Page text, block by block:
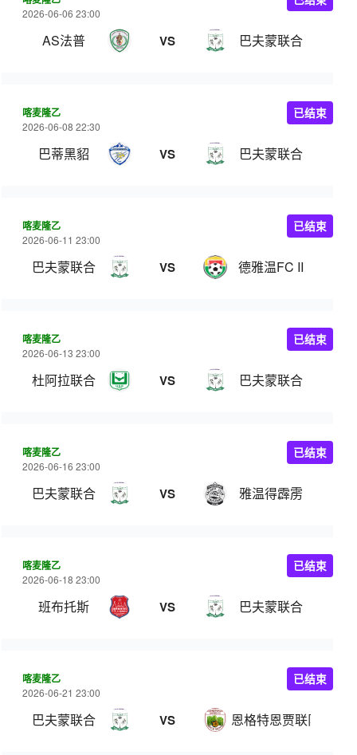
2026-06-06 23:00
AS法普 VS 巴夫蒙联合
喀麦隆乙
2026-06-08 22:30
巴蒂黑貂 VS 巴夫蒙联合
已结束
喀麦隆乙
2026-06-11 23:00
巴夫蒙联合 VS 德雅温FC II
已结束
喀麦隆乙
2026-06-13 23:00
杜阿拉联合 VS 巴夫蒙联合
已结束
喀麦隆乙
2026-06-16 23:00
巴夫蒙联合 VS 雅温得霹雳
已结束
喀麦隆乙
2026-06-18 23:00
班布托斯 VS 巴夫蒙联合
已结束
喀麦隆乙
2026-06-21 23:00
巴夫蒙联合 VS 恩格特恩贾联队
已结束